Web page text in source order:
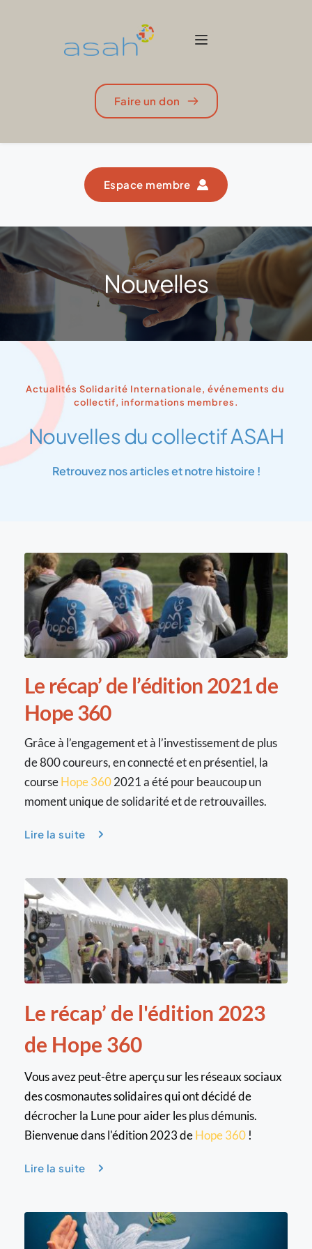
Faire un don
Espace membre
Nouvelles
Actualités Solidarité Internationale, événements du
collectif, informations membres.
Nouvelles du collectif ASAH
Retrouvez nos articles et notre histoire !
Le récap’ de l’édition 2021 de
Hope 360
Grâce à l’engagement et à l’investissement de plus
de 800 coureurs, en connecté et en présentiel, la
course Hope 360 2021 a été pour beaucoup un
moment unique de solidarité et de retrouvailles.
Lire la suite
Le récap’ de l'édition 2023
de Hope 360
Vous avez peut-être aperçu sur les réseaux sociaux
des cosmonautes solidaires qui ont décidé de
décrocher la Lune pour aider les plus démunis.
Bienvenue dans l'édition 2023 de Hope 360 !
Lire la suite